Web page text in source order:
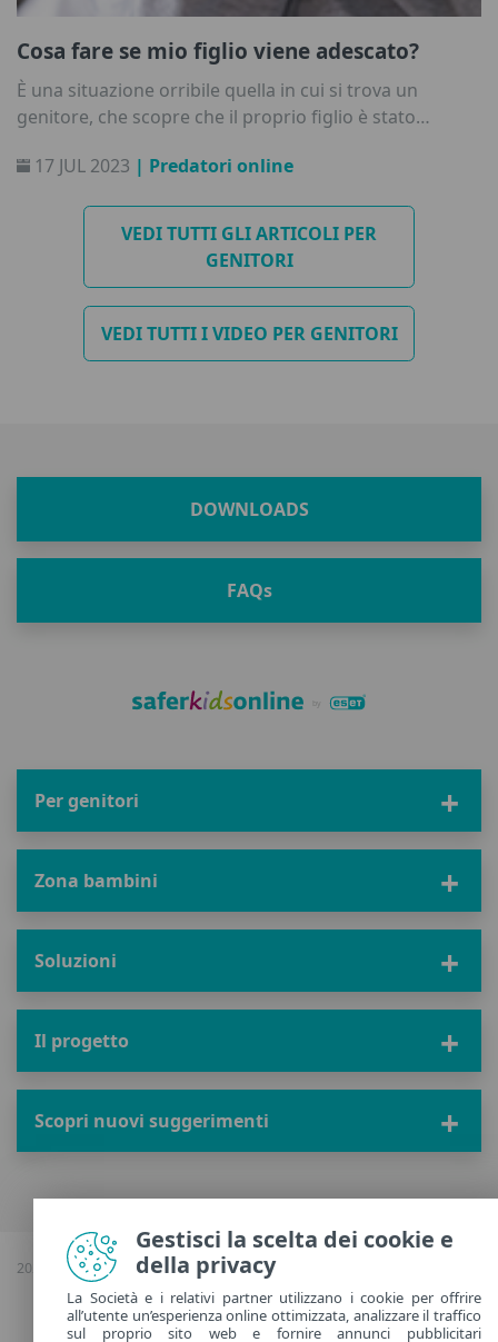
Cosa fare se mio figlio viene adescato?
È una situazione orribile quella in cui si trova un
genitore, che scopre che il proprio figlio è stato
sfruttato.
17 JUL 2023 | Predatori online
VEDI TUTTI GLI ARTICOLI PER
GENITORI
VEDI TUTTI I VIDEO PER GENITORI
DOWNLOADS
FAQs
Per genitori
Zona bambini
Soluzioni
Il progetto
Scopri nuovi suggerimenti
2026 Copyright © ESET, Tutti i diritti riservati |
Gestisci cookie
Gestisci la scelta dei cookie e
della privacy
La Società e i relativi partner utilizzano i cookie per offrire
all’utente un’esperienza online ottimizzata, analizzare il traffico
sul proprio sito web e fornire annunci pubblicitari